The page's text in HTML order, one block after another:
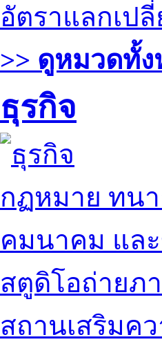
อัตราแลกเป
>> ดูหมวดทั้
ธุรกิจ
กฏหมาย ทน
คมนาคม แล
สตูดิโอถ่ายภ
สถานเสริมค